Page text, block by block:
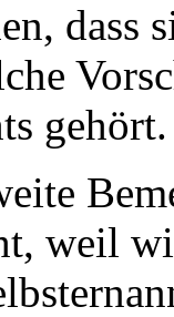
dass
gehört.
weil